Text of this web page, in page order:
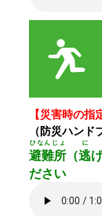
【災害時の指
（防災ハンド
避難所
ひなんじょ
（逃
に
ださい